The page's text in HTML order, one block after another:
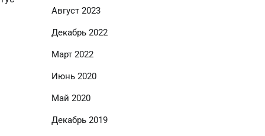
Август 2023
Декабрь 2022
Март 2022
Июнь 2020
Май 2020
Декабрь 2019